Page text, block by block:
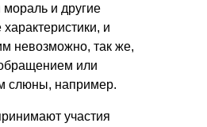
мораль и другие
и
невозможно, так же,
или
слюны, например.
участия